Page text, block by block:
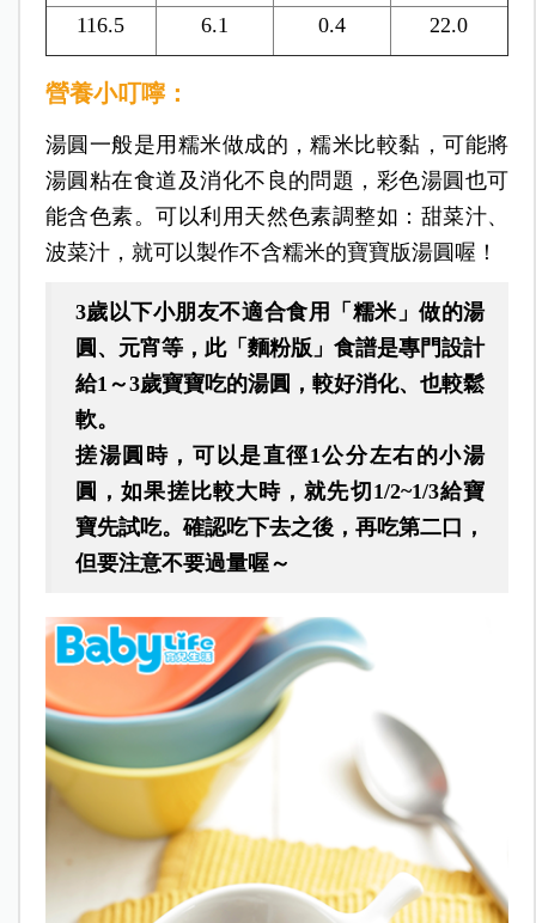
116.5 6.1 0.4 22.0
營養小叮嚀：
湯圓一般是用糯米做成的，糯米比較黏，可能將
湯圓粘在食道及消化不良的問題，彩色湯圓也可
能含色素。可以利用天然色素調整如：甜菜汁、
波菜汁，就可以製作不含糯米的寶寶版湯圓喔！
3歲以下小朋友不適合食用「糯米」做的湯
圓、元宵等，此「麵粉版」食譜是專門設計
給1～3歲寶寶吃的湯圓，較好消化、也較鬆
軟。
搓湯圓時，可以是直徑1公分左右的小湯
圓，如果搓比較大時，就先切1/2~1/3給寶
寶先試吃。確認吃下去之後，再吃第二口，
但要注意不要過量喔～